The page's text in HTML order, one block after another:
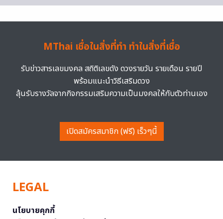
MThai เชื่อในสิ่งที่ทำ ทำในสิ่งที่เชื่อ
รับข่าวสารเลขมงคล สถิติเลขดัง ดวงรายวัน รายเดือน รายปี
พร้อมแนะนำวิธีเสริมดวง
ลุ้นรับรางวัลจากกิจกรรมเสริมความเป็นมงคลให้กับตัวท่านเอง
เปิดสมัครสมาชิก (ฟรี) เร็วๆนี้
LEGAL
นโยบายคุกกี้